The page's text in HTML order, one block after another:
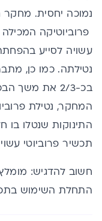
נמוכה יחסית.
פרוביוטיקה
עשויה לסייע
נטילתה. כמו כן,
בכ-2/3 את
המחקר, נטילת
התינוקות שנטלו בו
תכשיר פרוביוטי
חשוב להדגיש:
התחלת השימוש